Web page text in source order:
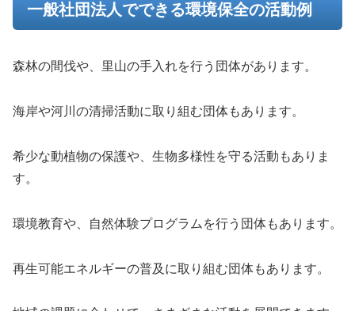
一般社団法人でできる環境保全の活動例
森林の間伐や、里山の手入れを行う団体があります。
海岸や河川の清掃活動に取り組む団体もあります。
希少な動植物の保護や、生物多様性を守る活動もありま
す。
環境教育や、自然体験プログラムを行う団体もあります。
再生可能エネルギーの普及に取り組む団体もあります。